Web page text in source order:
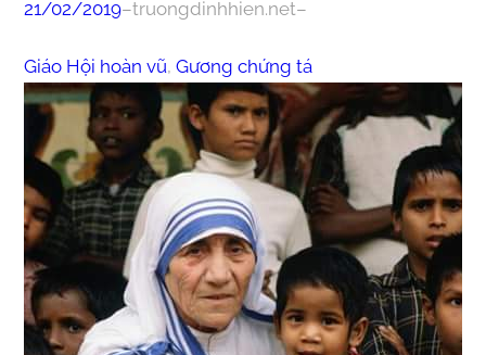
21/02/2019–truongdinhhien.net–
Giáo Hội hoàn vũ, Gương chứng tá